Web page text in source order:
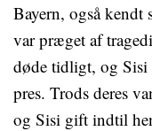
Bayern, også kendt
var præget af
døde tidligt, og Sisi
pres. Trods deres
og Sisi gift indtil